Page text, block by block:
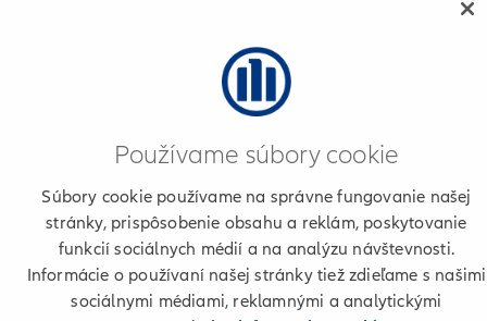
Informácie o poskytovateľovi
Podmienky používania a cookies
Osobné údaje
+421 2 50 122 222
Používame súbory cookie
Súbory cookie používame na správne fungovanie našej
stránky, prispôsobenie obsahu a reklám, poskytovanie
funkcií sociálnych médií a na analýzu návštevnosti.
Informácie o používaní našej stránky tiež zdieľame s našimi
sociálnymi médiami, reklamnými a analytickými